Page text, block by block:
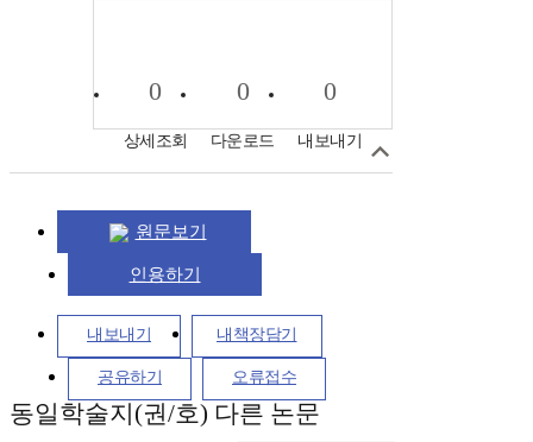
0
상세조회
0
다운로드
0
내보내기
원문보기
인용하기
내보내기 내책장담기
공유하기 오류접수
동일학술지(권/호) 다른 논문